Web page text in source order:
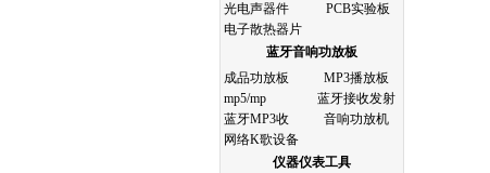
光电声器件
PCB实验板
电子散热器片
蓝牙音响功放板
成品功放板
MP3播放板
mp5/mp
蓝牙接收发射
蓝牙MP3收
音响功放机
网络K歌设备
仪器仪表工具